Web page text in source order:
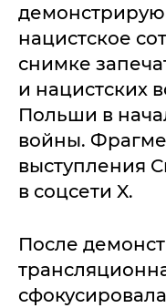
нацистское
снимке
и нацистских
Польши в
войны.
выступления
в соцсети X.
После